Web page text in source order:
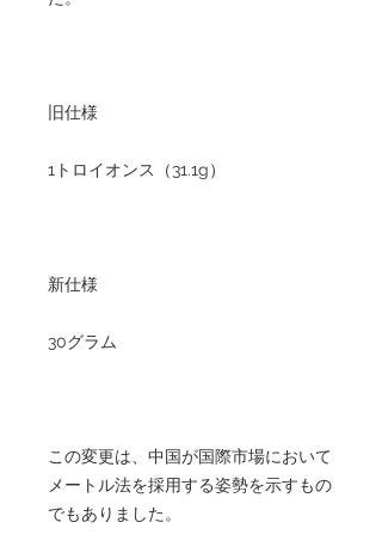
旧仕様
1トロイオンス（31.1g）
新仕様
30グラム
この変更は、中国が国際市場において
メートル法を採用する姿勢を示すもの
でもありました。